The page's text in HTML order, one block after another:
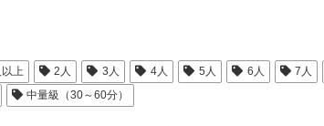
上 2人 3人 4人 5人 6人 7人
中量級（30～60分）